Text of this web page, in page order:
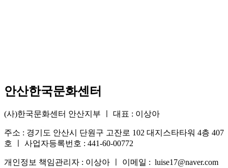
안산한국문화센터
(사)한국문화센터 안산지부 ㅣ 대표 : 이상아
주소 : 경기도 안산시 단원구 고잔로 102 대지스타타워 4층 407
호 ㅣ 사업자등록번호 : 441-60-00772
개인정보 책임관리자 : 이상아 ㅣ 이메일 : luise17@naver.com